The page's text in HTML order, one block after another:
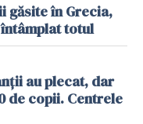
găsite în Grecia,
totul
au plecat, dar
de copii. Centrele